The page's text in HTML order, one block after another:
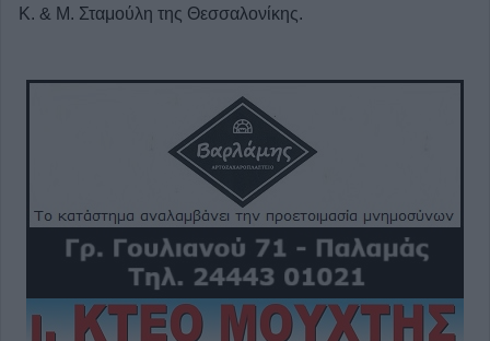
Κ. & Μ. Σταμούλη της Θεσσαλονίκης.